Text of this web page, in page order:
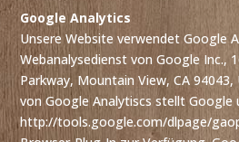
Google Analytics
Unsere Website verwendet Google
Webanalysedienst von Google Inc.,
Parkway, Mountain View, CA
von Google Analytiscs stellt Google
http://tools.google.com/dlpage/